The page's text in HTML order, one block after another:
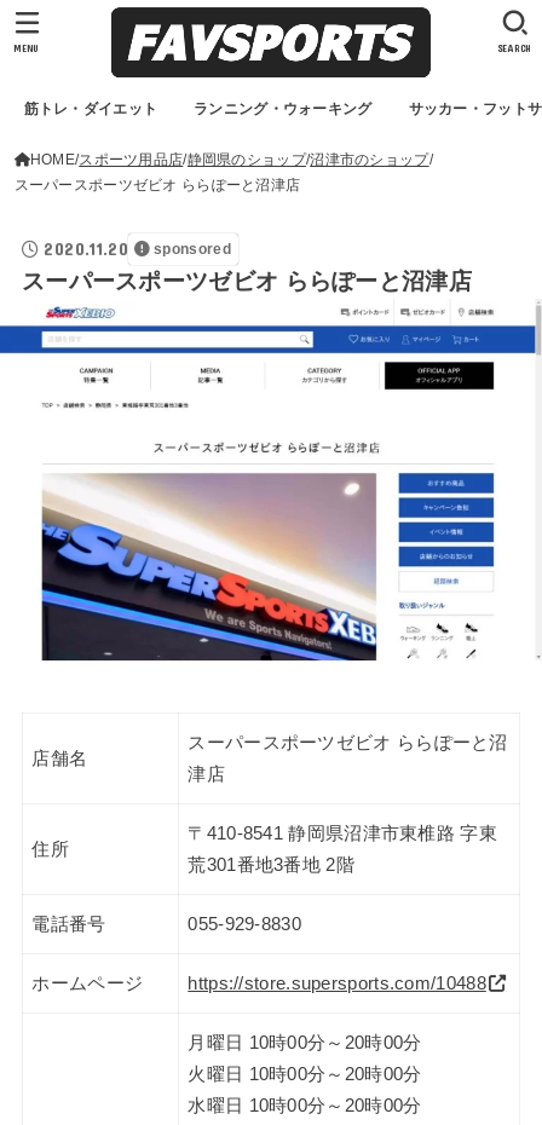
筋トレ・ダイエット ランニング・ウォーキング サッカー・フット
SEARCH
MENU
HOME スポーツ用品店 静岡県のショップ 沼津市のショップ
スーパースポーツゼビオ ららぽーと沼津店
2020.11.20 sponsored
スーパースポーツゼビオ ららぽーと沼津店
店舗名
スーパースポーツゼビオ ららぽーと沼
津店
住所
〒410-8541 静岡県沼津市東椎路 字東
荒301番地3番地 2階
電話番号 055-929-8830
ホームページ https://store.supersports.com/10488
月曜日 10時00分～20時00分
火曜日 10時00分～20時00分
水曜日 10時00分～20時00分